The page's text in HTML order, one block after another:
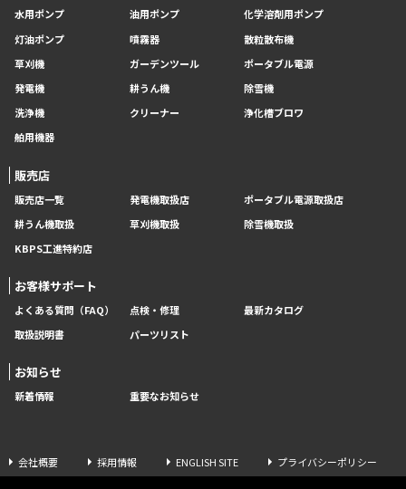
水用ポンプ 油用ポンプ
化学溶剤用ポンプ
灯油ポンプ
噴霧器
散粒散布機
草刈機
ガーデンツール
ポータブル電源
発電機
耕うん機
除雪機
洗浄機
クリーナー
浄化槽ブロワ
舶用機器
販売店
販売店一覧 発電機取扱店
ポータブル電源取扱店
耕うん機取扱
草刈機取扱
除雪機取扱
KBPS工進特約店
お客様サポート
よくある質問（FAQ） 点検・修理
最新カタログ
取扱説明書
パーツリスト
お知らせ
新着情報 重要なお知らせ
会社概要 採用情報 ENGLISH SITE プライバシーポリシー